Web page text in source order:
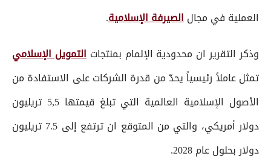
العملية في مجالالصيرفة الإسلامية.
وذكر التقرير ان محدودية الإلمام بمنتجاتالتمويل الإسلامي
تمثل عاملاً رئيسياً يحدّ من قدرة الشركات على الاستفادة من
الأصول الإسلامية العالمية التي تبلغ قيمتها 5,5 تريليون
دولار أمريكي، والتي من المتوقع ان ترتفع إلى 7.5 تريليون
دولار بحلول عام 2028.